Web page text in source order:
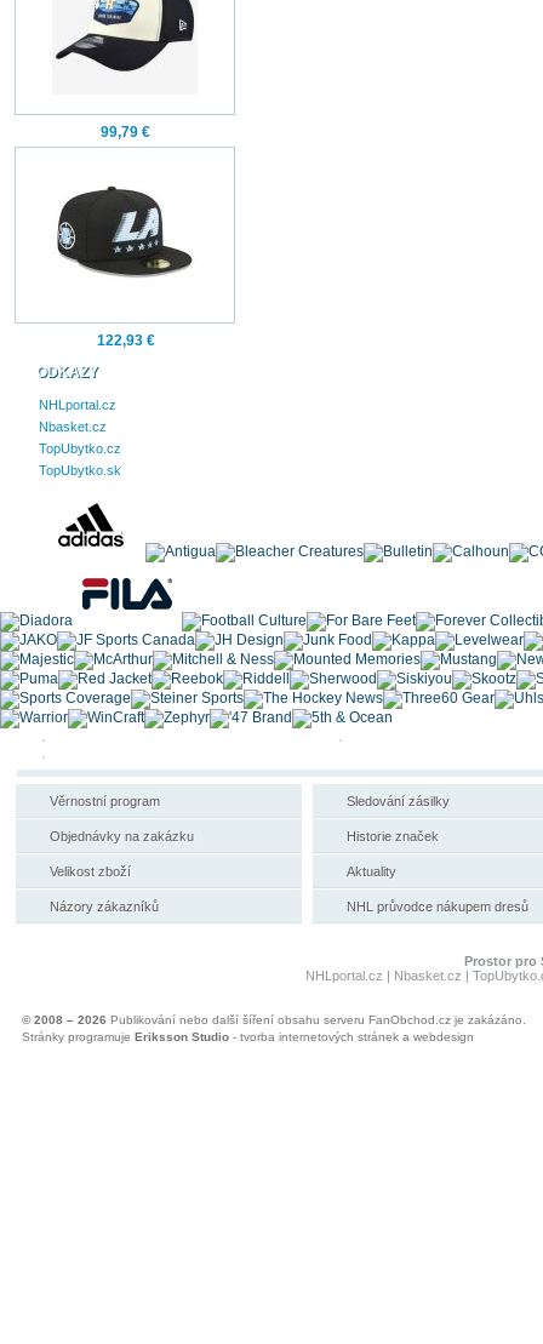
99,79 €
122,93 €
ODKAZY
NHLportal.cz
Nbasket.cz
TopUbytko.cz
TopUbytko.sk
Věrnostní program
Objednávky na zakázku
Velikost zboží
Názory zákazníků
Sledování zásilky
Historie značek
Aktuality
NHL průvodce nákupem dresů
Prostor pro
NHLportal.cz | Nbasket.cz |
© 2008 – 2026 Publikování nebo další šíření obsahu serveru FanObchod.cz je zakázáno.
Stránky programuje Eriksson Studio - tvorba internetových stránek a webdesign